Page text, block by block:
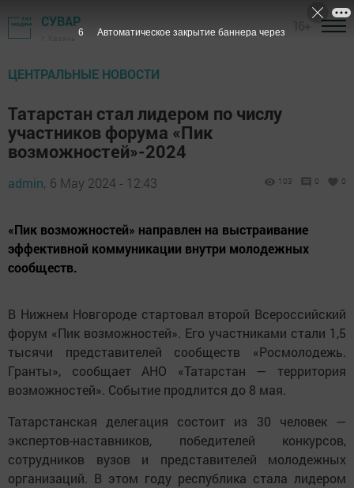
СУВАР
ЦЕНТРАЛЬНЫЕ НОВОСТИ
Татарстан стал лидером по числу
участников форума «Пик
возможностей»-2024
admin, 6 May 2024 - 12:43 103 0 0
«Пик возможностей» направлен на выстраивание
эффективной коммуникации внутри молодежных
сообществ.
В Нижнем Новгороде стартовал второй Всероссийский
форум «Пик возможностей». Его участниками стали 1,5
тысячи представителей сообществ «Росмолодежь.
Гранты», сообщает АНО «Татарстан — территория
возможностей». Событие продлится до 8 мая.
Татарстанская делегация состоит из 30 человек —
экспертов-наставников, победителей конкурсов,
сотрудников вузов и представителей молодежных
организаций. В этом году республика стала лидером
5 Автоматическое закрытие баннера через